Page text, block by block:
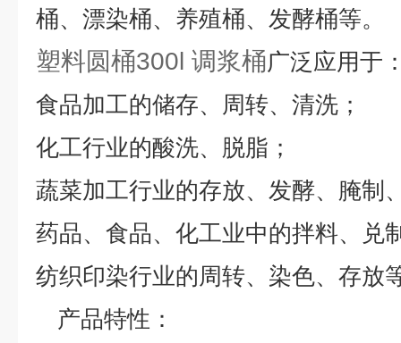
桶、漂染桶、养殖桶、发酵桶等。
塑料圆桶300l 调浆桶广泛应用于
食品加工的储存、周转、清洗；
化工行业的酸洗、脱脂；
蔬菜加工行业的存放、发酵、腌制
药品、食品、化工业中的拌料、兑
纺织印染行业的周转、染色、存放
产品特性：